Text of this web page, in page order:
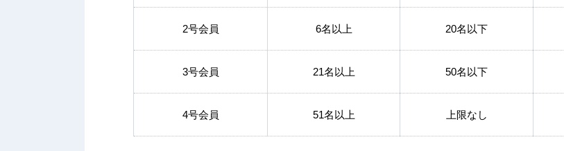
2号会員
6名以上 20名以下
3号会員 21名以上 50名以下
4号会員
51名以上 上限なし